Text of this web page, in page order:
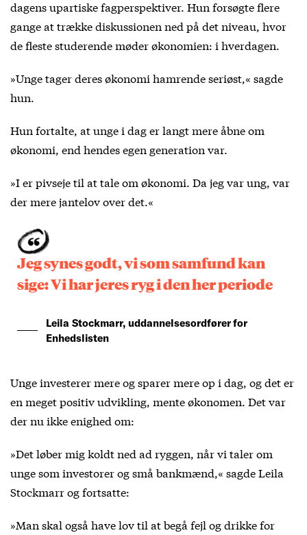
dagens upartiske fagperspektiver. Hun forsøgte flere
gange at trække diskussionen ned på det niveau, hvor
de fleste studerende møder økonomien: i hverdagen.
»Unge tager deres økonomi hamrende seriøst,« sagde
hun.
Hun fortalte, at unge i dag er langt mere åbne om
økonomi, end hendes egen generation var.
»I er pivseje til at tale om økonomi. Da jeg var ung, var
der mere jantelov over det.«
Jeg synes godt, vi som samfund kan
sige: Vi har jeres ryg i den her periode
Leila Stockmarr, uddannelsesordfører for
Enhedslisten
Unge investerer mere og sparer mere op i dag, og det er
en meget positiv udvikling, mente økonomen. Det var
der nu ikke enighed om:
»Det løber mig koldt ned ad ryggen, når vi taler om
unge som investorer og små bankmænd,« sagde Leila
Stockmarr og fortsatte:
»Man skal også have lov til at begå fejl og drikke for